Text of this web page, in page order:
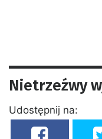
Nietrzeźwy
Udostępnij na: